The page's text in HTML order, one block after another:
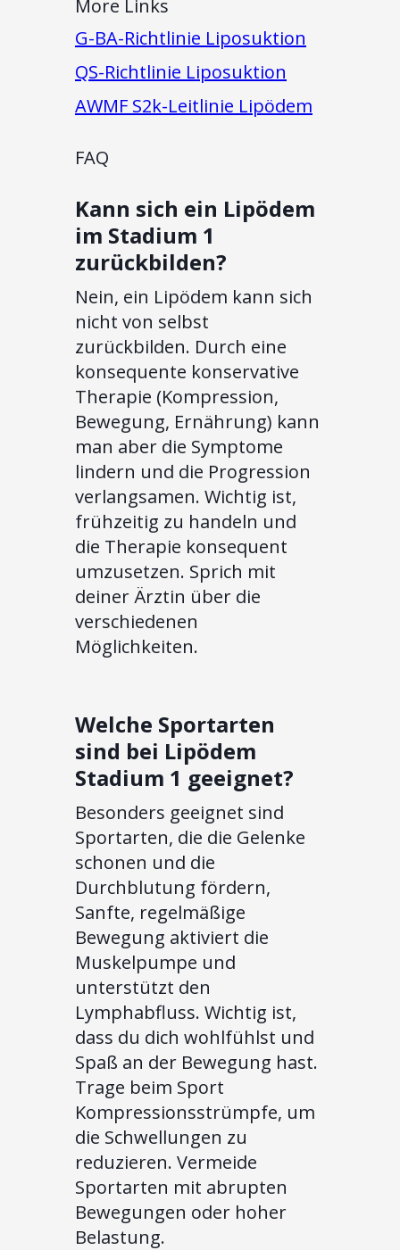
More Links
G-BA-Richtlinie Liposuktion
QS-Richtlinie Liposuktion
AWMF S2k-Leitlinie Lipödem
FAQ
Kann sich ein Lipödem
im Stadium 1
zurückbilden?
Nein, ein Lipödem kann sich
nicht von selbst
zurückbilden. Durch eine
konsequente konservative
Therapie (Kompression,
Bewegung, Ernährung) kann
man aber die Symptome
lindern und die Progression
verlangsamen. Wichtig ist,
frühzeitig zu handeln und
die Therapie konsequent
umzusetzen. Sprich mit
deiner Ärztin über die
verschiedenen
Möglichkeiten.
Welche Sportarten
sind bei Lipödem
Stadium 1 geeignet?
Besonders geeignet sind
Sportarten, die die Gelenke
schonen und die
Durchblutung fördern,
Sanfte, regelmäßige
Bewegung aktiviert die
Muskelpumpe und
unterstützt den
Lymphabfluss. Wichtig ist,
dass du dich wohlfühlst und
Spaß an der Bewegung hast.
Trage beim Sport
Kompressionsstrümpfe, um
die Schwellungen zu
reduzieren. Vermeide
Sportarten mit abrupten
Bewegungen oder hoher
Belastung.